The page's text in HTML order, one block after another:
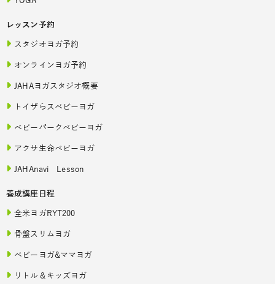
レッスン予約
スタジオヨガ予約
オンラインヨガ予約
JAHAヨガスタジオ概要
トイザらスベビーヨガ
ベビーパークベビーヨガ
アクサ生命ベビーヨガ
JAHAnavi Lesson
養成講座日程
全米ヨガRYT200
骨盤スリムヨガ
ベビーヨガ&ママヨガ
リトル＆キッズヨガ